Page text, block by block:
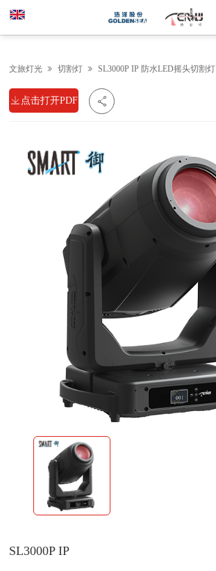
文旅灯光  切割灯  SL3000P IP 防水LED摇头切割灯
 点击打开PDF 
SL3000P IP